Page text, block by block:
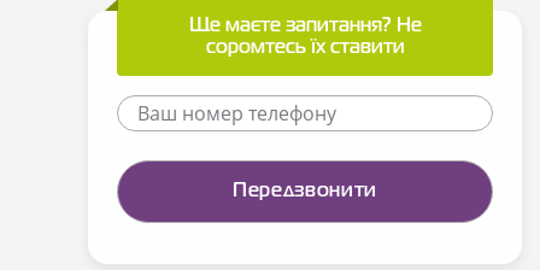
Ще маєте запитання? Не
соромтесь їх ставити